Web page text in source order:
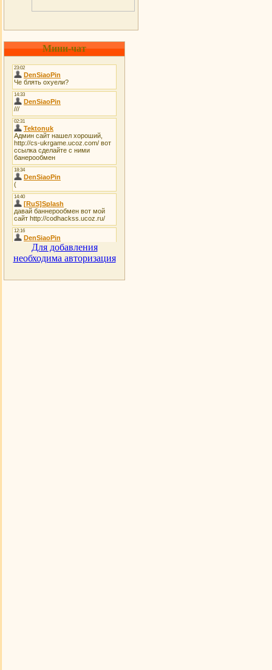
Мини-чат
Для добавления
необходима авторизация